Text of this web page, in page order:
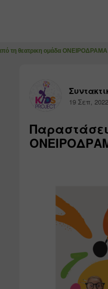
τη θεατρικη ομάδα ΟΝΕΙΡΟΔΡΑΜΑ
19 Σεπ, 2022